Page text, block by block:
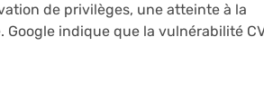
de privilèges, une atteinte à la
indique que la vulnérabilité